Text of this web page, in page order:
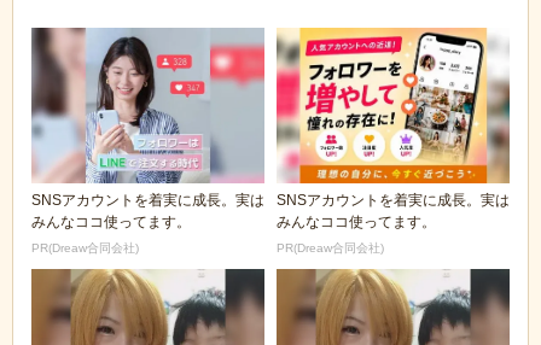
SNSアカウントを着実に成長。実は
みんなココ使ってます。
PR(Dreaw合同会社)
SNSアカウントを着実に成長。実は
みんなココ使ってます。
PR(Dreaw合同会社)